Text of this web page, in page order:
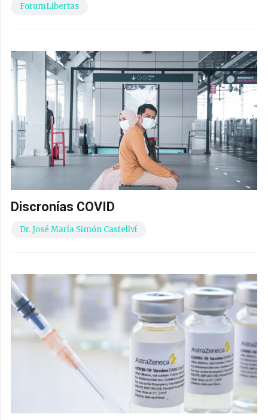
ForumLibertas
Discronías COVID
Dr. José María Simón Castellví